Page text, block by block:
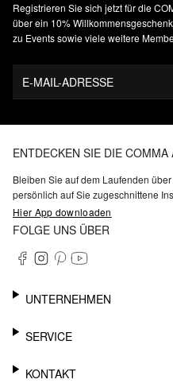
Registrieren Sie sich jetzt für die
über ein 10%
zu Events sowie viele weitere
E-MAIL-ADRESSE
ENTDECKEN SIE DIE COMMA
Bleiben Sie auf dem Laufenden
persönlich auf Sie zugeschnittene
Hier App downloaden
FOLGE UNS ÜBER
UNTERNEHMEN
KARRIERE
BARRIEREFREIHEIT
SERVICE
WHATSAPP
KONTAKT